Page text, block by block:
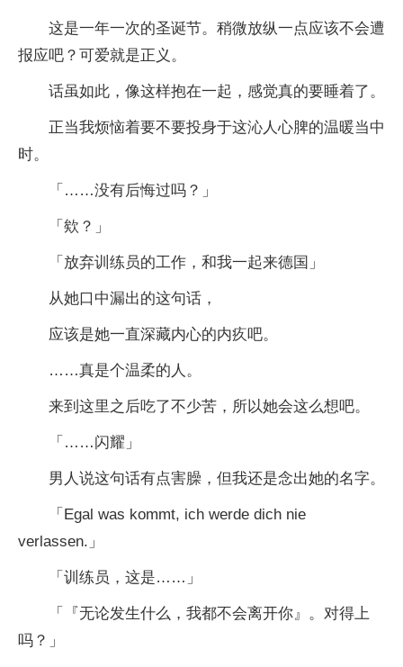
这是一年一次的圣诞节。稍微放纵一点应该不会遭
报应吧？可爱就是正义。
话虽如此，像这样抱在一起，感觉真的要睡着了。
正当我烦恼着要不要投身于这沁人心脾的温暖当中
时。
「……没有后悔过吗？」
「欸？」
「放弃训练员的工作，和我一起来德国」
从她口中漏出的这句话，
应该是她一直深藏内心的内疚吧。
……真是个温柔的人。
来到这里之后吃了不少苦，所以她会这么想吧。
「……闪耀」
男人说这句话有点害臊，但我还是念出她的名字。
「Egal was kommt, ich werde dich nie
verlassen.」
「训练员，这是……」
「『无论发生什么，我都不会离开你』。对得上
吗？」